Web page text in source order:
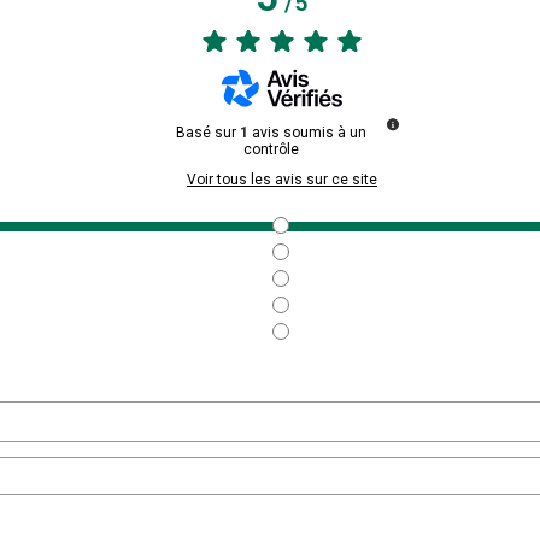
Basé sur 1 avis soumis à un
contrôle
Voir tous les avis sur ce site